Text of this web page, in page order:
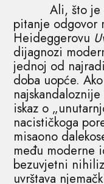
Ali, što je
pitanje odgovor
Heideggerovu
dijagnozi
jednoj od
doba uopće.
iskaz o
nacističkoga
misaono
među moderne
bezuvjetni
uvrštava